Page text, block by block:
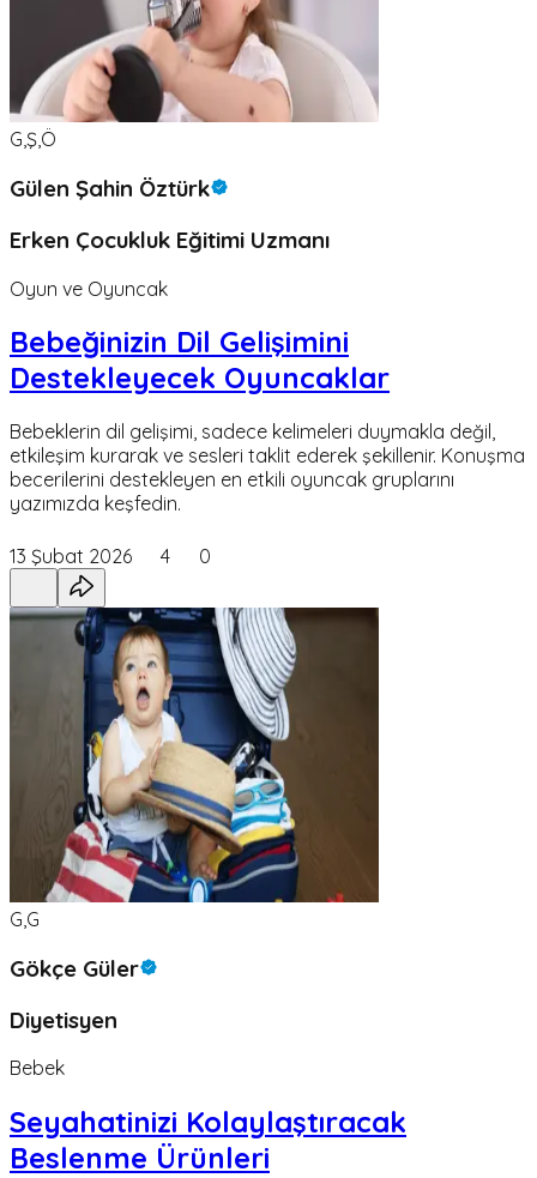
G,Ş,Ö
Gülen Şahin Öztürk
Erken Çocukluk Eğitimi Uzmanı
Oyun ve Oyuncak
Bebeğinizin Dil Gelişimini
Destekleyecek Oyuncaklar
Bebeklerin dil gelişimi, sadece kelimeleri duymakla değil,
etkileşim kurarak ve sesleri taklit ederek şekillenir. Konuşma
becerilerini destekleyen en etkili oyuncak gruplarını
yazımızda keşfedin.
13 Şubat 2026 4 0
G,G
Gökçe Güler
Diyetisyen
Bebek
Seyahatinizi Kolaylaştıracak
Beslenme Ürünleri